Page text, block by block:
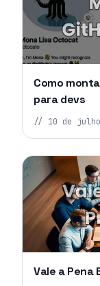
Como
para devs
// 10 de
Vale a Pena